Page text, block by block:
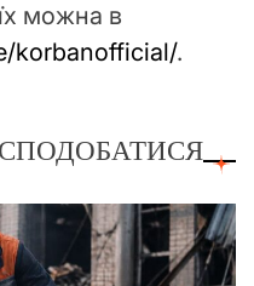
можна в
korbanofficial/.